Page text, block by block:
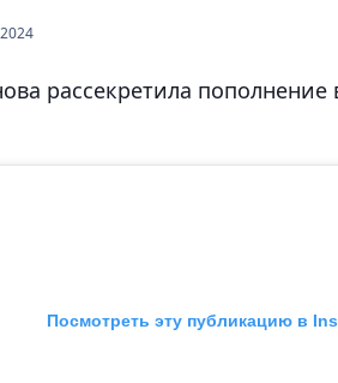
рассекретила
Посмотреть эту публикацию в